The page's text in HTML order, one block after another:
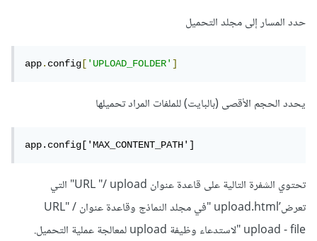
حدد المسار إلى مجلد التحميل
app.config ['UPLOAD_FOLDER']
يحدد الحجم الأقصى (بالبايت) للملفات المراد تحميلها
app.config['MAX_CONTENT_PATH']
تحتوي الشفرة التالية على قاعدة عنوان URL "/ upload" التي
تعرض’upload.html "في مجلد النماذج وقاعدة عنوان URL" /
upload - file "لاستدعاء وظيفة upload لمعالجة عملية التحميل.